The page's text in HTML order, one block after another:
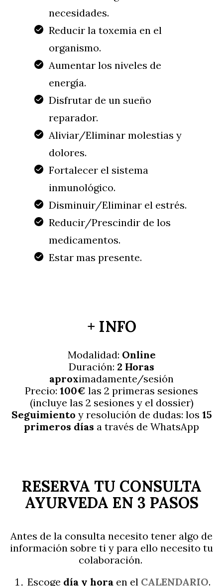
necesidades.
Reducir la toxemia en el
organismo.
Aumentar los niveles de
energía.
Disfrutar de un sueño
reparador.
Aliviar/Eliminar molestias y
dolores.
Fortalecer el sistema
inmunológico.
Disminuir/Eliminar el estrés.
Reducir/Prescindir de los
medicamentos.
Estar mas presente.
+ INFO
Modalidad: Online
Duración: 2 Horas
aproximadamente/sesión
Precio: 100€ las 2 primeras sesiones
(incluye las 2 sesiones y el dossier)
Seguimiento y resolución de dudas: los 15
primeros días a través de WhatsApp
RESERVA TU CONSULTA
AYURVEDA EN 3 PASOS
Antes de la consulta necesito tener algo de
información sobre ti y para ello necesito tu
colaboración.
Escoge día y hora en el CALENDARIO.